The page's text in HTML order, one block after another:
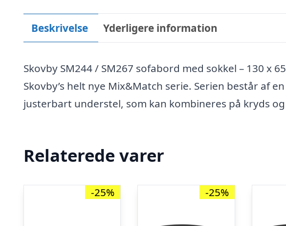
Beskrivelse Yderligere information
Skovby SM244 / SM267 sofabord med sokkel – 130 x
Skovby’s helt nye Mix&Match serie. Serien består af
justerbart understel, som kan kombineres på kryds
Relaterede varer
-25% -25%